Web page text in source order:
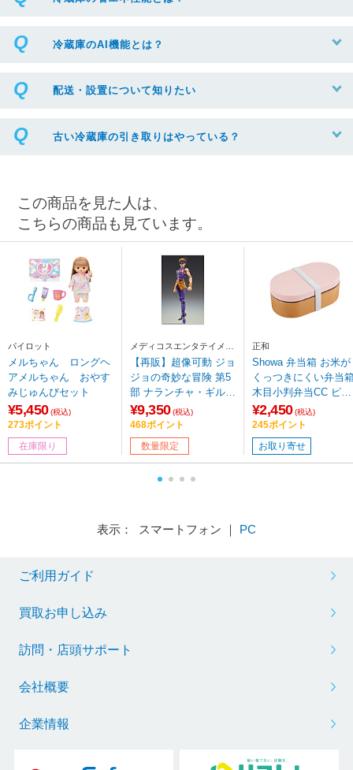
冷蔵庫のAI機能とは？
配送・設置について知りたい
古い冷蔵庫の引き取りはやっている？
この商品を見た人は、
こちらの商品も見ています。
パイロット
メルちゃん ロングヘ
アメルちゃん おやす
みじゅんびセット
¥5,450 (税込)
273ポイント
在庫限り
メディコスエンタテイメン
ト【再販】超像可動 ジョ
ジョの奇妙な冒険 第5
部 ナランチャ・ギルガ
＆As 【sof001】
¥9,350 (税込)
468ポイント
数量限定
正和
Showa 弁当箱 お米が
くっつきにくい弁当
木目小判弁当CC ピン
ク
¥2,450 (税込)
245ポイント
お取り寄せ
表示： スマートフォン ｜ PC
ご利用ガイド
買取お申し込み
訪問・店頭サポート
会社概要
企業情報